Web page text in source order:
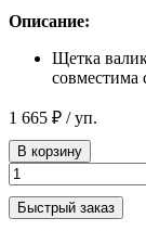
Описание:
Щетка
совместима
1 665 ₽ / уп.
В корзину
Быстрый заказ